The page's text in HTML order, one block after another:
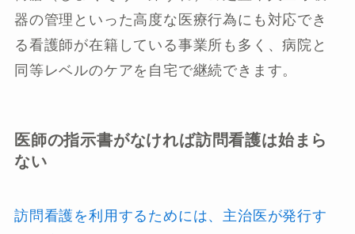
器の管理といった高度な医療行為にも対応でき
る看護師が在籍している事業所も多く、病院と
同等レベルのケアを自宅で継続できます。
医師の指示書がなければ訪問看護は始まら
ない
訪問看護を利用するためには、主治医が発行す